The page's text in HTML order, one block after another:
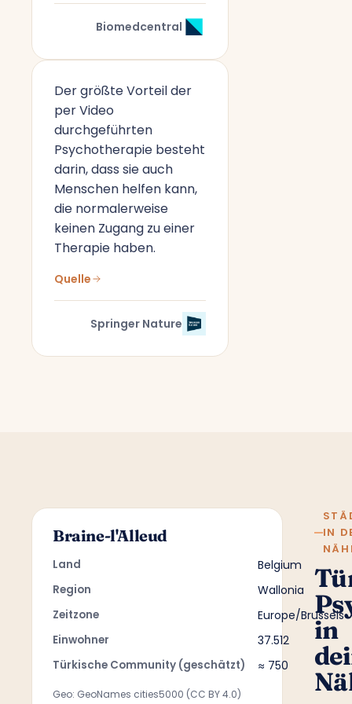
Biomedcentral
Der größte Vorteil der
per Video
durchgeführten
Psychotherapie besteht
darin, dass sie auch
Menschen helfen kann,
die normalerweise
keinen Zugang zu einer
Therapie haben.
Quelle
Springer Nature
Braine-l'Alleud
Land Belgium
Region Wallonia
Zeitzone Europe/Brussels
Einwohner 37.512
Türkische Community (geschätzt) ≈ 750
Geo: GeoNames cities5000 (CC BY 4.0)
IN
in